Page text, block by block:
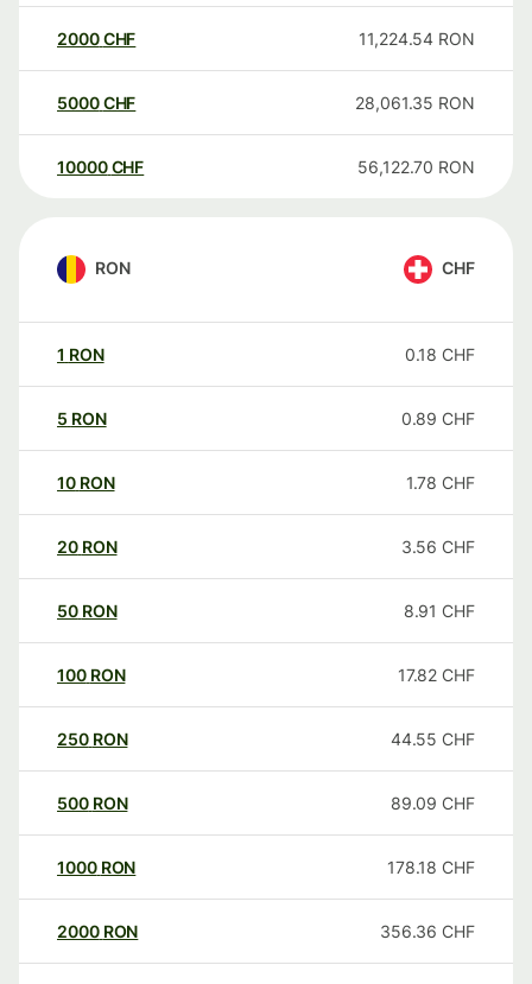
2000CHF 11,224.54 RON
5000CHF 28,061.35 RON
10000 CHF 56,122.70 RON
RON CHF
1 RON 0.18 CHF
5 RON 0.89 CHF
10 RON 1.78 CHF
20 RON 3.56 CHF
50 RON 8.91 CHF
100 RON 17.82 CHF
250 RON 44.55 CHF
500 RON 89.09 CHF
1000 RON 178.18 CHF
2000 RON 356.36 CHF